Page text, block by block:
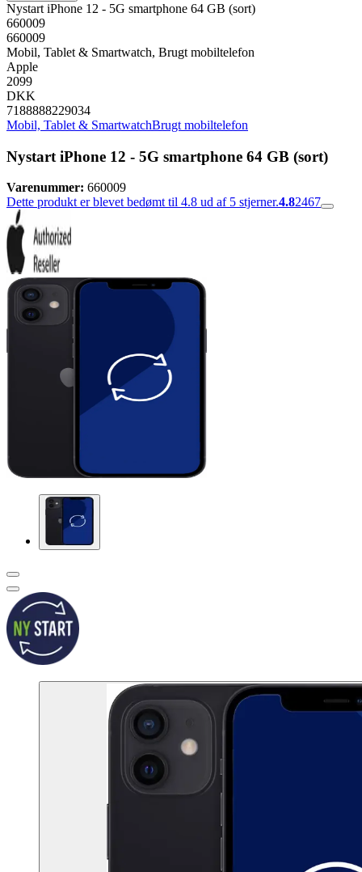
Nystart iPhone 12 - 5G smartphone 64 GB (sort)
660009
660009
Mobil, Tablet & Smartwatch, Brugt mobiltelefon
Apple
2099
DKK
7188888229034
Mobil, Tablet & SmartwatchBrugt mobiltelefon
Nystart iPhone 12 - 5G smartphone 64 GB (sort)
Varenummer: 660009
Dette produkt er blevet bedømt til 4.8 ud af 5 stjerner.4.82467